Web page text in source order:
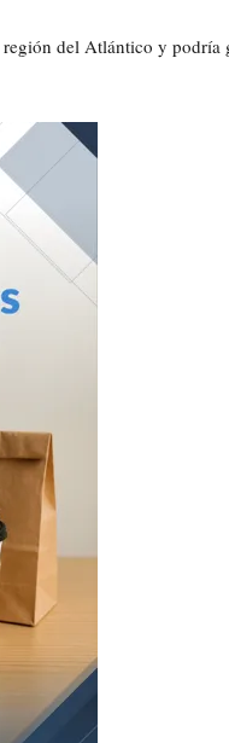
región del Atlántico y podría